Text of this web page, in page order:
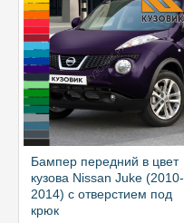
Бампер передний в цвет
кузова Nissan Juke (2010-
2014) с отверстием под
крюк